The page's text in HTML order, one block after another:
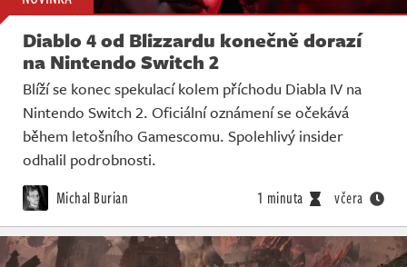
Diablo 4 od Blizzardu konečně dorazí
na Nintendo Switch 2
Blíží se konec spekulací kolem příchodu Diabla IV na
Nintendo Switch 2. Oficiální oznámení se očekává
během letošního Gamescomu. Spolehlivý insider
odhalil podrobnosti.
Michal Burian 1 minuta včera